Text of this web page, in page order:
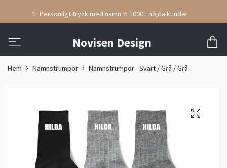
✨ Personligt tryck med namn ⭐ 1000+ nöjda kunder
Novisen Design
Hem Namnstrumpor Namnstrumpor - Svart / Grå / Grå